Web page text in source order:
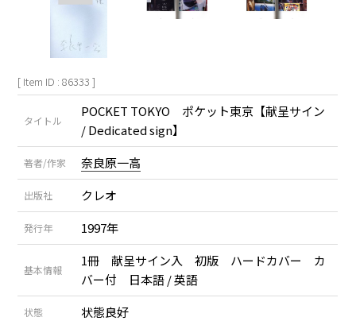
[ Item ID : 86333 ]
タイトル
POCKET TOKYO ポケット東京【献呈サイン
/ Dedicated sign】
著者/作家 奈良原一高
出版社 クレオ
発行年 1997年
基本情報
1冊 献呈サイン入 初版 ハードカバー カ
バー付 日本語 / 英語
状態 状態良好